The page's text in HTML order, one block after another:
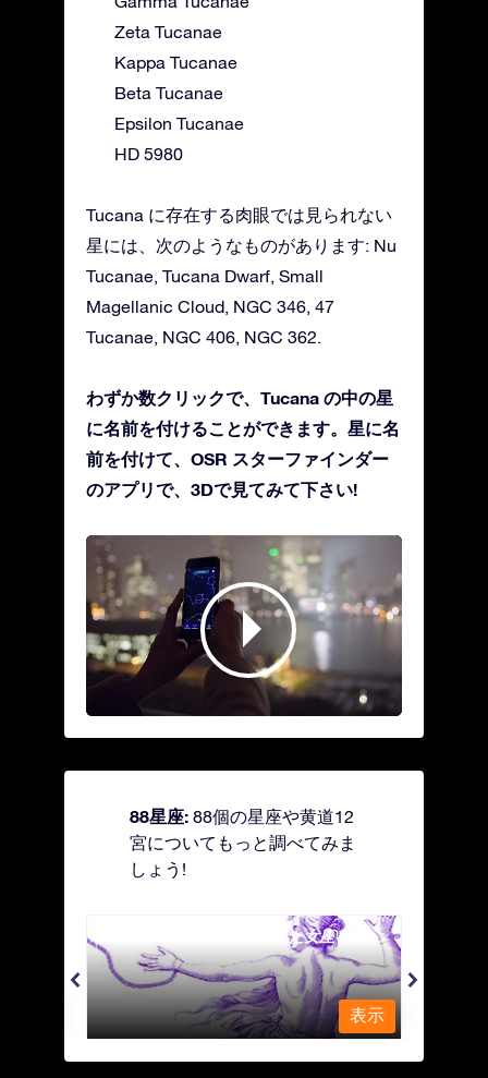
Zeta Tucanae
Kappa Tucanae
Beta Tucanae
Epsilon Tucanae
HD 5980
Tucana に存在する肉眼では見られない
星には、次のようなものがあります: Nu
Tucanae, Tucana Dwarf, Small
Magellanic Cloud, NGC 346, 47
Tucanae, NGC 406, NGC 362.
わずか数クリックで、Tucana の中の星
に名前を付けることができます。星に名
前を付けて、OSR スターファインダー
のアプリで、3Dで見てみて下さい!
88星座: 88個の星座や黄道12
宮についてもっと調べてみま
しょう!
Andromeda - 鎖で縛られた女座
表示